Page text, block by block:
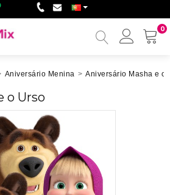
0
Minha
Aniversário Menina > Aniversário Masha e o
o Urso